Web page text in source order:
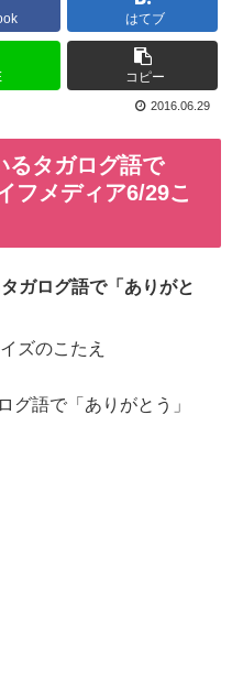
はてブ
コピー
2016.06.29
るタガログ語で
フメディア6/29こ
ガログ語で「ありがと
ズのこたえ
グ語で「ありがとう」